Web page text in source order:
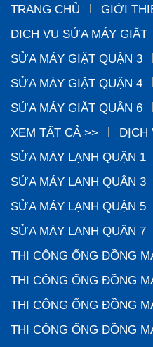
TRANG CHỦ GIỚI
DỊCH VỤ SỬA MÁY GIẶT
SỬA MÁY GIẶT QUẬN 3
SỬA MÁY GIẶT QUẬN 4
SỬA MÁY GIẶT QUẬN 6
XEM TẤT CẢ >>
DỊCH
SỬA MÁY LẠNH QUẬN 1
SỬA MÁY LẠNH QUẬN 3
SỬA MÁY LẠNH QUẬN 5
SỬA MÁY LẠNH QUẬN 7
THI CÔNG ỐNG ĐỒNG
THI CÔNG ỐNG ĐỒNG
THI CÔNG ỐNG ĐỒNG
THI CÔNG ỐNG ĐỒNG